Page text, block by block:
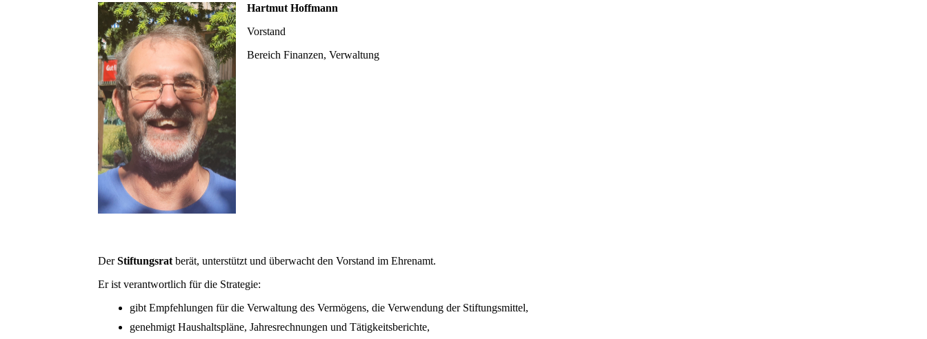
Hartmut Hoffmann
Vorstand
Bereich Finanzen, Verwaltung
DerStiftungsrat berät, unterstützt und überwacht den Vorstand im Ehrenamt.
Er ist verantwortlich für die Strategie:
gibt Empfehlungen für die Verwaltung des Vermögens, die Verwendung der Stiftungsmittel,
genehmigt Haushaltspläne, Jahresrechnungen und Tätigkeitsberichte,